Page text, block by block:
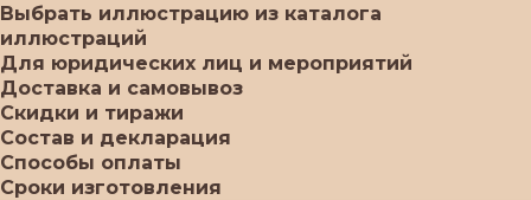
Выбрать иллюстрацию из каталога
иллюстраций
Для юридических лиц и мероприятий
Доставка и самовывоз
Скидки и тиражи
Состав и декларация
Способы оплаты
Сроки изготовления